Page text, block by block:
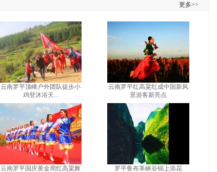
更多>>
云南罗平顶峰户外团队徒步小
鸡登沐浴天...
云南罗平国庆黄金周红高粱舞
云南罗平红高粱红成中国新风
景游客新亮点
罗平鲁布革峡谷锦上添花